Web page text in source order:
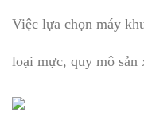
Việc lựa chọn máy
loại mực, quy mô sản